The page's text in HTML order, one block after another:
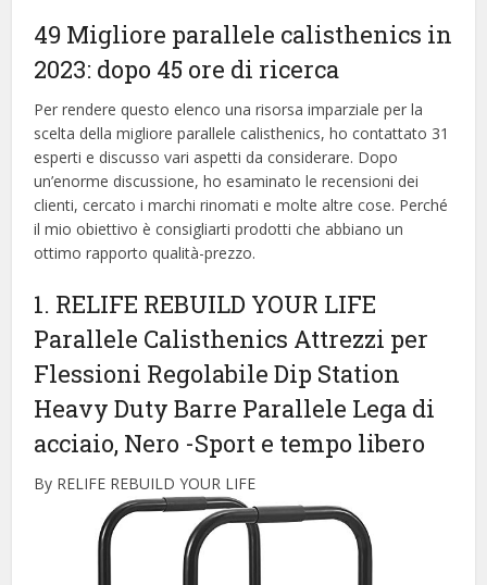
49 Migliore parallele calisthenics in
2023: dopo 45 ore di ricerca
Per rendere questo elenco una risorsa imparziale per la
scelta della migliore parallele calisthenics, ​​ho contattato 31
esperti e discusso vari aspetti da considerare. Dopo
un’enorme discussione, ho esaminato le recensioni dei
clienti, cercato i marchi rinomati e molte altre cose. Perché
il mio obiettivo è consigliarti prodotti che abbiano un
ottimo rapporto qualità-prezzo.
1. RELIFE REBUILD YOUR LIFE
Parallele Calisthenics Attrezzi per
Flessioni Regolabile Dip Station
Heavy Duty Barre Parallele Lega di
acciaio, Nero -Sport e tempo libero
By RELIFE REBUILD YOUR LIFE